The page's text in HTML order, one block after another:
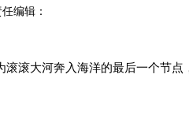
编辑：
滚大河奔入海洋的最后一个节点